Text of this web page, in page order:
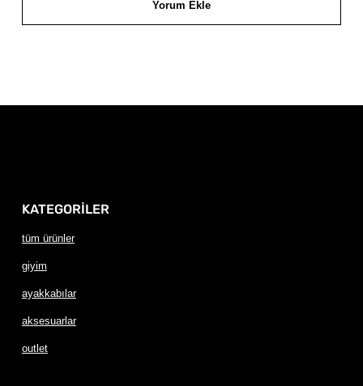
Yorum Ekle
KATEGORİLER
tüm ürünler
giyim
ayakkabılar
aksesuarlar
outlet